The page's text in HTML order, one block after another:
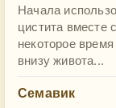
Начала
цистита вместе
некоторое
внизу живота...
Семавик